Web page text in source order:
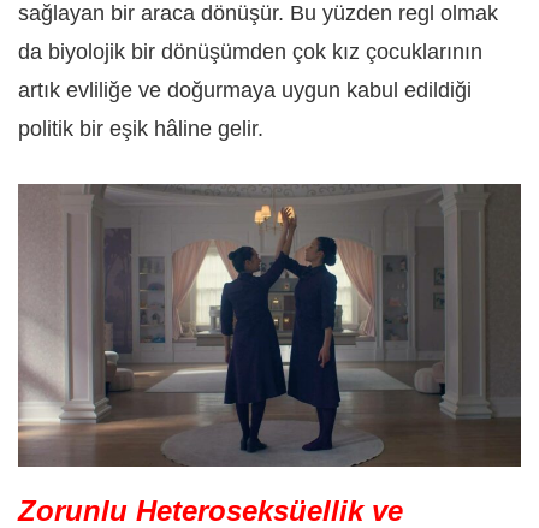
sağlayan bir araca dönüşür. Bu yüzden regl olmak
da biyolojik bir dönüşümden çok kız çocuklarının
artık evliliğe ve doğurmaya uygun kabul edildiği
politik bir eşik hâline gelir.
Zorunlu Heteroseksüellik ve